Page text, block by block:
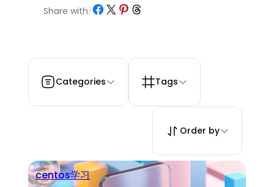
Share with/Share on Facebook
Share on X Share on Pinterest
Share on Threads
Categories Tags
Order by
centos学习